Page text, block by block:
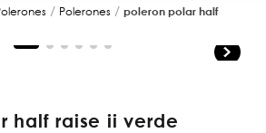
polerones polerones
poleron polar half